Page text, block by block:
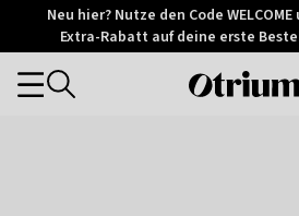
Otrium
Trustpilot
Neu hier? Nutze den Code
Extra-Rabatt auf deine erste
Otrium
Categories